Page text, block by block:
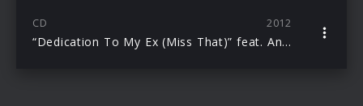
CD 2012
“Dedication To My Ex (Miss That)” feat. André 3000